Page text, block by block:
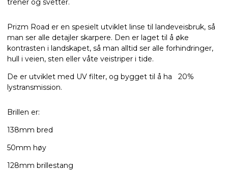
trener og svetter.
Prizm Road er en spesielt utviklet linse til landeveisbruk, så
man ser alle detajler skarpere. Den er laget til å øke
kontrasten i landskapet, så man alltid ser alle forhindringer,
hull i veien, sten eller våte veistriper i tide.
De er utviklet med UV filter, og bygget til å ha 20%
lystransmission.
Brillen er:
138mm bred
50mm høy
128mm brillestang